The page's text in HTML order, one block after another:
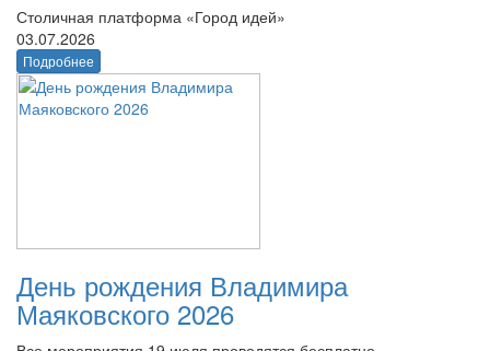
Столичная платформа «Город идей»
03.07.2026
Подробнее
День рождения Владимира
Маяковского 2026